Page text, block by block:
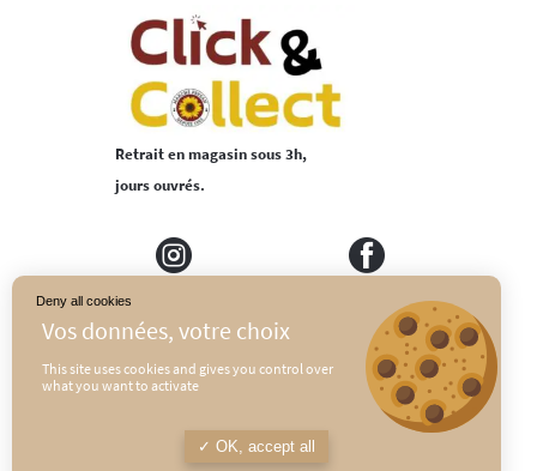
Retrait en magasin sous 3h,
jours ouvrés.
MEDIAPILOTE
PLAN DU SITE
CONDITIONS GÉNÉRALES DE VENTE
POLITIQUE DE CONFIDENTIALITÉ
MENTIONS LÉGALES
This site uses cookies and gives you control over
what you want to activate
OK, accept all
Deny all cookies